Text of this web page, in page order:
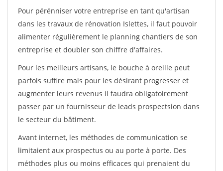
Pour pérénniser votre entreprise en tant qu'artisan
dans les travaux de rénovation Islettes, il faut pouvoir
alimenter régulièrement le planning chantiers de son
entreprise et doubler son chiffre d'affaires.
Pour les meilleurs artisans, le bouche à oreille peut
parfois suffire mais pour les désirant progresser et
augmenter leurs revenus il faudra obligatoirement
passer par un fournisseur de leads prospectsion dans
le secteur du bâtiment.
Avant internet, les méthodes de communication se
limitaient aux prospectus ou au porte à porte. Des
méthodes plus ou moins efficaces qui prenaient du